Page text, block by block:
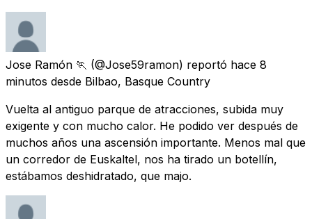
Jose Ramón 🏃 (@Jose59ramon) reportó hace 8
minutos desde Bilbao, Basque Country
Vuelta al antiguo parque de atracciones, subida muy
exigente y con mucho calor. He podido ver después de
muchos años una ascensión importante. Menos mal que
un corredor de Euskaltel, nos ha tirado un botellín,
estábamos deshidratado, que majo.